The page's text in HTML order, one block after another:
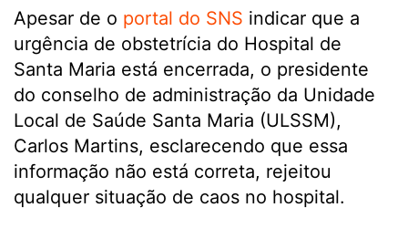
Apesar de o portal do SNS indicar que a
urgência de obstetrícia do Hospital de
Santa Maria está encerrada, o presidente
do conselho de administração da Unidade
Local de Saúde Santa Maria (ULSSM),
Carlos Martins, esclarecendo que essa
informação não está correta, rejeitou
qualquer situação de caos no hospital.